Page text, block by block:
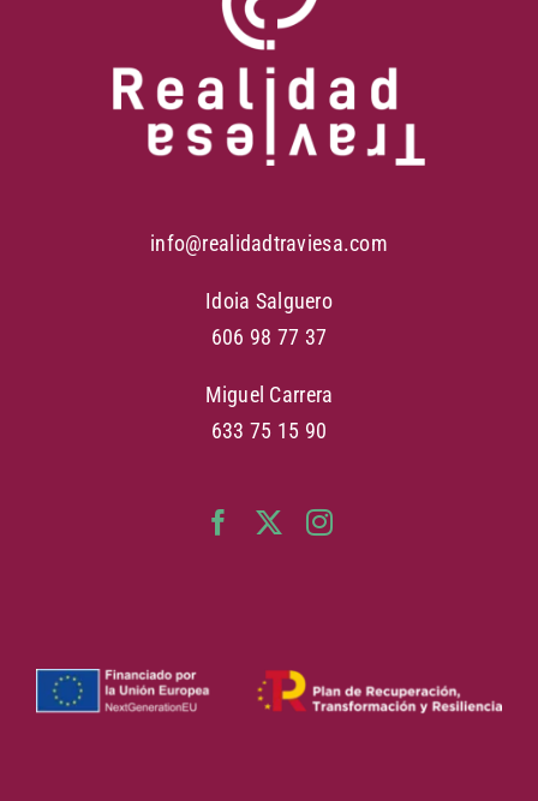
info@realidadtraviesa.com
Idoia Salguero
606 98 77 37
Miguel Carrera
633 75 15 90